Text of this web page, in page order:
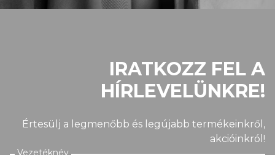
IRATKOZZ FEL A
HÍRLEVELÜNKRE!
Értesülj a legmenőbb és legújabb termékeinkről,
akcióinkról!